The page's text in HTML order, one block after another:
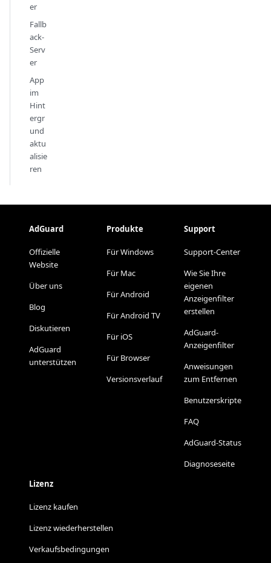
er
Fallb
ack-
Serv
er
App
im
Hint
ergr
und
aktu
alisie
ren
AdGuard
Offizielle
Website
Über uns
Blog
Diskutieren
AdGuard
unterstützen
Produkte
Für Windows
Für Mac
Für Android
Für Android TV
Für iOS
Für Browser
Versionsverlauf
Support
Support-Center
Wie Sie Ihre
eigenen
Anzeigenfilter
erstellen
AdGuard-
Anzeigenfilter
Anweisungen
zum Entfernen
Benutzerskripte
FAQ
AdGuard-Status
Diagnoseseite
Lizenz
Lizenz kaufen
Lizenz wiederherstellen
Verkaufsbedingungen